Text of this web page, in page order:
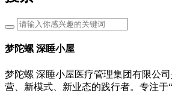
梦陀螺 深睡小屋
梦陀螺 深睡小屋医疗管理集团有限公
营、新模式、新业态的践行者。专注于